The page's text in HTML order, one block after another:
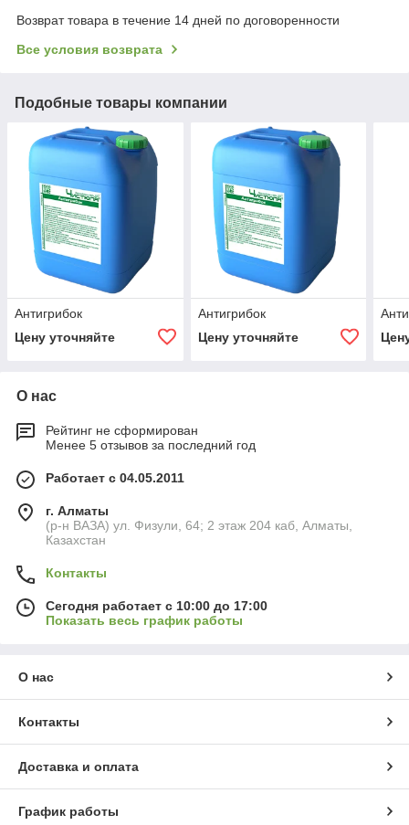
Возврат товара в течение 14 дней по договоренности
Все условия возврата
Подобные товары компании
Антигрибок
Цену уточняйте
Антигрибок
Цену уточняйте
О нас
Рейтинг не сформирован
Менее 5 отзывов за последний год
Работает с 04.05.2011
г. Алматы
(р-н ВАЗА) ул. Физули, 64; 2 этаж 204 каб, Алматы,
Казахстан
Контакты
Сегодня работает с 10:00 до 17:00
Показать весь график работы
О нас
Контакты
Доставка и оплата
График работы